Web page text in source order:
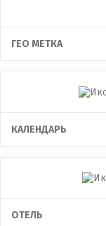
ГЕО МЕТКА
КАЛЕНДАРЬ
ОТЕЛЬ